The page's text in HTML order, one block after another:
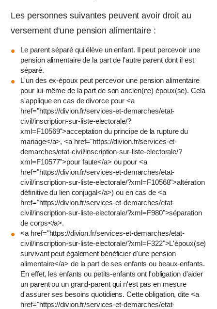
Les personnes suivantes peuvent avoir droit au
versement d'une pension alimentaire :
Le parent séparé qui élève un enfant. Il peut percevoir une
pension alimentaire de la part de l'autre parent dont il est
séparé.
L'un des ex-époux peut percevoir une pension alimentaire
pour lui-même de la part de son ancien(ne) époux(se). Cela
s'applique en cas de divorce pour <a
href="https://divion.fr/services-et-demarches/etat-
civil/inscription-sur-liste-electorale/?
xml=F10569">acceptation du principe de la rupture du
mariage</a>, <a href="https://divion.fr/services-et-
demarches/etat-civil/inscription-sur-liste-electorale/?
xml=F10577">pour faute</a> ou pour <a
href="https://divion.fr/services-et-demarches/etat-
civil/inscription-sur-liste-electorale/?xml=F10568">altération
définitive du lien conjugal</a>) ou en cas de <a
href="https://divion.fr/services-et-demarches/etat-
civil/inscription-sur-liste-electorale/?xml=F980">séparation
de corps</a>.
<a href="https://divion.fr/services-et-demarches/etat-
civil/inscription-sur-liste-electorale/?xml=F322">L'époux(se)
survivant peut également bénéficier d'une pension
alimentaire</a> de la part de ses enfants ou beaux-enfants.
En effet, les enfants ou petits-enfants ont l'obligation d'aider
un parent ou un grand-parent qui n'est pas en mesure
d'assurer ses besoins quotidiens. Cette obligation, dite <a
href="https://divion.fr/services-et-demarches/etat-